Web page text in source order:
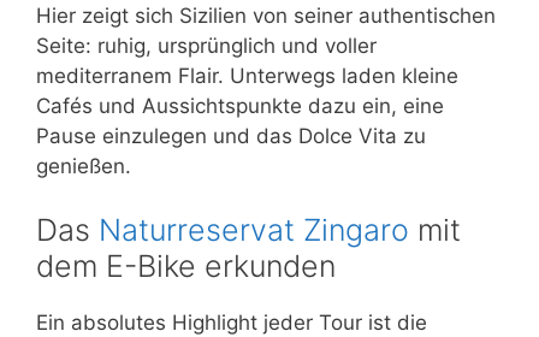
Hier zeigt sich Sizilien von seiner authentischen
Seite: ruhig, ursprünglich und voller
mediterranem Flair. Unterwegs laden kleine
Cafés und Aussichtspunkte dazu ein, eine
Pause einzulegen und das Dolce Vita zu
genießen.
Das Naturreservat Zingaro mit
dem E-Bike erkunden
Ein absolutes Highlight jeder Tour ist die